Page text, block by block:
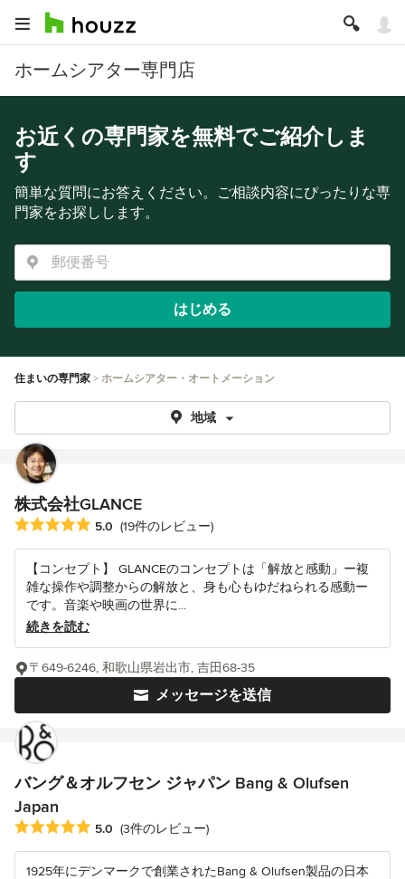
ホームシアター専門店
お近くの専門家を無料でご紹介しま
す
簡単な質問にお答えください。ご相談内容にぴったりな専
門家をお探しします。
はじめる
住まいの専門家 ホームシアター・オートメーション
地域
株式会社GLANCE
平均評価：5つ星中 星5
5.0 (19件のレビュー)
【コンセプト】 GLANCEのコンセプトは「解放と感動」ー複
雑な操作や調整からの解放と、身も心もゆだねられる感動ー
です。音楽や映画の世界に...
続きを読む
メッセージを送信
〒649-6246, 和歌山県岩出市, 吉田68-35
バング＆オルフセン ジャパン Bang & Olufsen
Japan
平均評価：5つ星中 星5
5.0 (3件のレビュー)
1925年にデンマークで創業されたBang & Olufsen製品の日本